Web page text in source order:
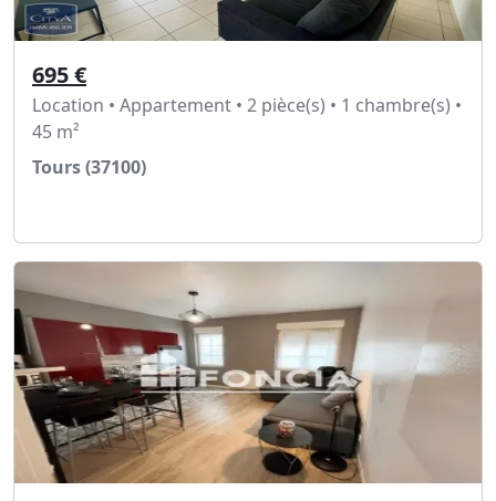
695 €
Location • Appartement • 2 pièce(s) • 1 chambre(s) •
45 m²
Tours (37100)